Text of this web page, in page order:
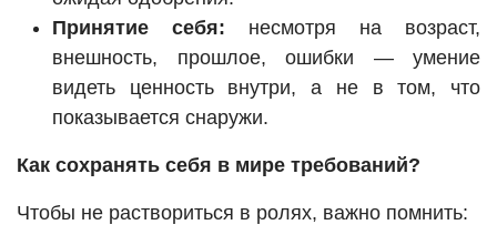
Принятие себя: несмотря на возраст,
внешность, прошлое, ошибки — умение
видеть ценность внутри, а не в том, что
показывается снаружи.
Как сохранять себя в мире требований?
Чтобы не раствориться в ролях, важно помнить: